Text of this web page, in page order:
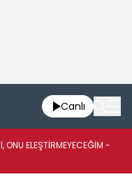
Canlı
ONU ELEŞTİRMEYECEĞİM -